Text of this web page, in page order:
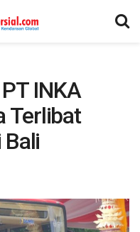
INKA
Terlibat
Bali